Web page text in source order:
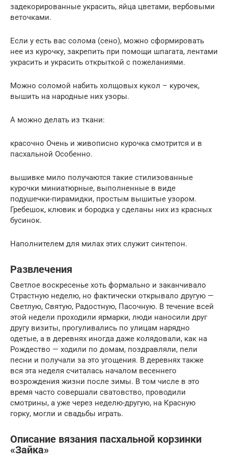
задекорированные украсить, яйца цветами, вербовыми
веточками.
Если у есть вас солома (сено), можно сформировать
нее из курочку, закрепить при помощи шпагата, лентами
украсить и украсить открыткой с пожеланиями.
Можно соломой набить холщовых кукол – курочек,
вышить на народные них узоры.
А можно делать из ткани:
красочно Очень и живописно курочка смотрится и в
пасхальной Особенно.
вышивке мило получаются такие стилизованные
курочки миниатюрные, выполненные в виде
подушечки-пирамидки, простым вышитые узором.
Гребешок, клювик и бородка у сделаны них из красных
бусинок.
Наполнителем для милах этих служит синтепон.
Развлечения
Светлое воскресенье хоть формально и заканчивало
Страстную неделю, но фактически открывало другую —
Светлую, Святую, Радостную, Пасочную. В течение всей
этой недели проходили ярмарки, люди наносили друг
другу визиты, прогуливались по улицам нарядно
одетые, а в деревнях иногда даже колядовали, как на
Рождество — ходили по домам, поздравляли, пели
песни и получали за это угощения. В деревнях также
вся эта неделя считалась началом весеннего
возрождения жизни после зимы. В том числе в это
время часто совершали сватовство, проводили
смотрины, а уже через неделю-другую, на Красную
горку, могли и свадьбы играть.
Описание вязания пасхальной корзинки
«Зайка»